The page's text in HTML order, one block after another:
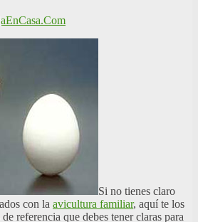
Si no tienes claro
con la avicultura familiar, aquí te los
referencia que debes tener claras para